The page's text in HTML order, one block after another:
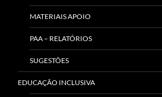
MATERIAIS APOIO
PAA – RELATÓRIOS
SUGESTÕES
EDUCAÇÃO INCLUSIVA